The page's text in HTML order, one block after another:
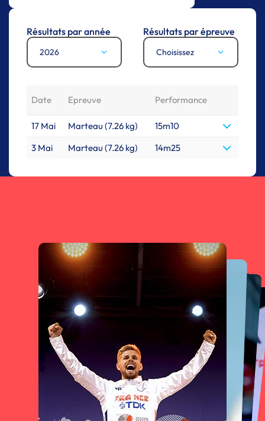
Résultats par année
2026
Résultats par épreuve
Choisissez
Date Epreuve Performance
17 Mai Marteau (7.26 kg)
15m10
3 Mai
Marteau (7.26 kg) 14m25